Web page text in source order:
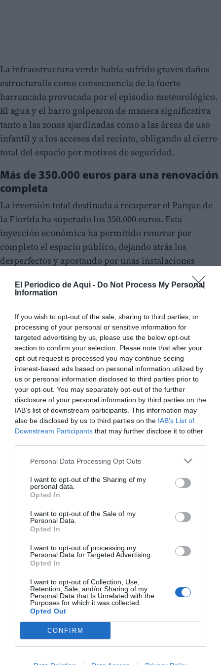
El Periodico de Aqui - Do Not Process My Personal
Information
If you wish to opt-out of the sale, sharing to third parties, or
processing of your personal or sensitive information for
targeted advertising by us, please use the below opt-out
section to confirm your selection. Please note that after your
opt-out request is processed you may continue seeing
interest-based ads based on personal information utilized by
us or personal information disclosed to third parties prior to
your opt-out. You may separately opt-out of the further
disclosure of your personal information by third parties on the
IAB’s list of downstream participants. This information may
also be disclosed by us to third parties on the IAB’s List of
Downstream Participants that may further disclose it to other
Personal Data Processing Opt Outs
I want to opt-out of the Sharing of my
personal data.
Opted In
I want to opt-out of the Sale of my
Personal Data.
Opted In
I want to opt-out of processing my
Personal Data for Targeted Advertising.
Opted In
I want to opt-out of Collection, Use,
Retention, Sale, and/or Sharing of my
Personal Data that Is Unrelated with the
Purposes for which it was collected.
Opted Out
CONFIRM
La infraestructura verde había sufrido graves daños
estructuralls como consecuencia de la fuerte
barrancada provocada por el episodio meteorológico.
El agua y el barro golpearon de manera significativa
tanto a las zonas ajardinadas como a las áreas de uso
infantil y a los accesos del recinto, obligando al cierre
total del espacio por motivos de seguridad.
Más de 350.000 euros para una renovación
completa
La inversión total destinada a recuperar el Parque de
la Florida ha superado los 350.000 euros. Esta
inyección económica ha permitido renovar por
completo el espacio público, dejando atrás los
desperfectos y apostando por unas instalaciones
modernas, accesibles y totalmente adaptadas a las
necesidades de los niños y niñas del municipio.
Entre las mejoras más destacadas que ya se pueden
disfrutar en el recinto sobresale la incorporación de
nuevas atracciones infantiles. El Ayuntamiento ha
querido reforzar de manera clara el carácter inclusivo